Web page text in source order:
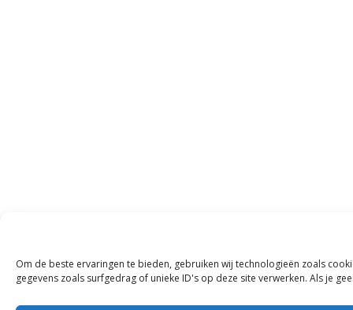
Om de beste ervaringen te bieden, gebruiken wij technologieën zoals
gegevens zoals surfgedrag of unieke ID's op deze site verwerken. Als je